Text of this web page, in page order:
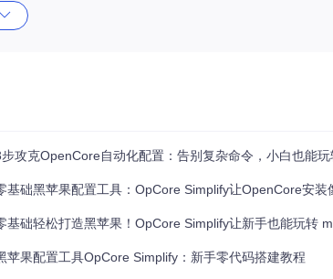
习成本，让新手也能轻松上手。
攻克OpenCore自动化配置：告别复杂命令，小白也能玩
基础黑苹果配置工具：OpCore Simplify让OpenCore安装像搭积木
基础轻松打造黑苹果！OpCore Simplify让新手也能玩转
苹果配置工具OpCore Simplify：新手零代码搭建教程